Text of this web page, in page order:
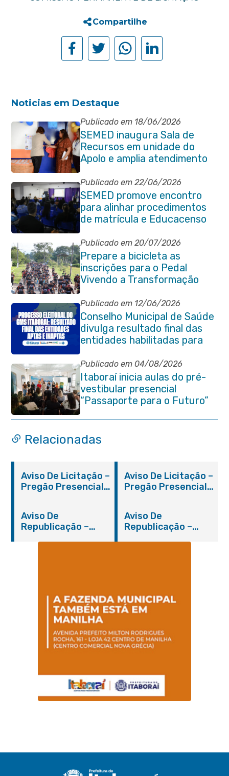
Compartilhe
Noticias em Destaque
Publicado em 18/06/2026
SEMED inaugura Sala de
Recursos em unidade do
Apolo e amplia atendimento
especializado na rede
municipal
Publicado em 22/06/2026
SEMED promove encontro
para alinhar procedimentos
de matrícula e Educacenso
2026
Publicado em 20/07/2026
Prepare a bicicleta as
inscrições para o Pedal
Vivendo a Transformação
estão abertas em Itaboraí
Publicado em 12/06/2026
Conselho Municipal de Saúde
divulga resultado final das
entidades habilitadas para
eleição do quadriênio 2026-
2030
Publicado em 04/08/2026
Itaboraí inicia aulas do pré-
vestibular presencial
“Passaporte para o Futuro”
Relacionadas
Aviso De Licitação –
Pregão Presencial
Aviso De Licitação –
Pregão Presencial
Aviso De
Republicação –
Aviso De
Republicação –